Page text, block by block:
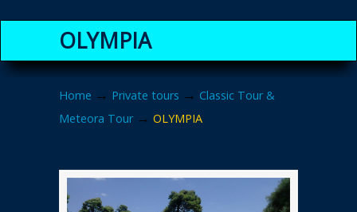
OLYMPIA
Home → Private tours → Classic Tour &
Meteora Tour→ OLYMPIA